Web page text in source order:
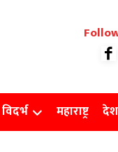
विदर्भ महाराष्ट्र